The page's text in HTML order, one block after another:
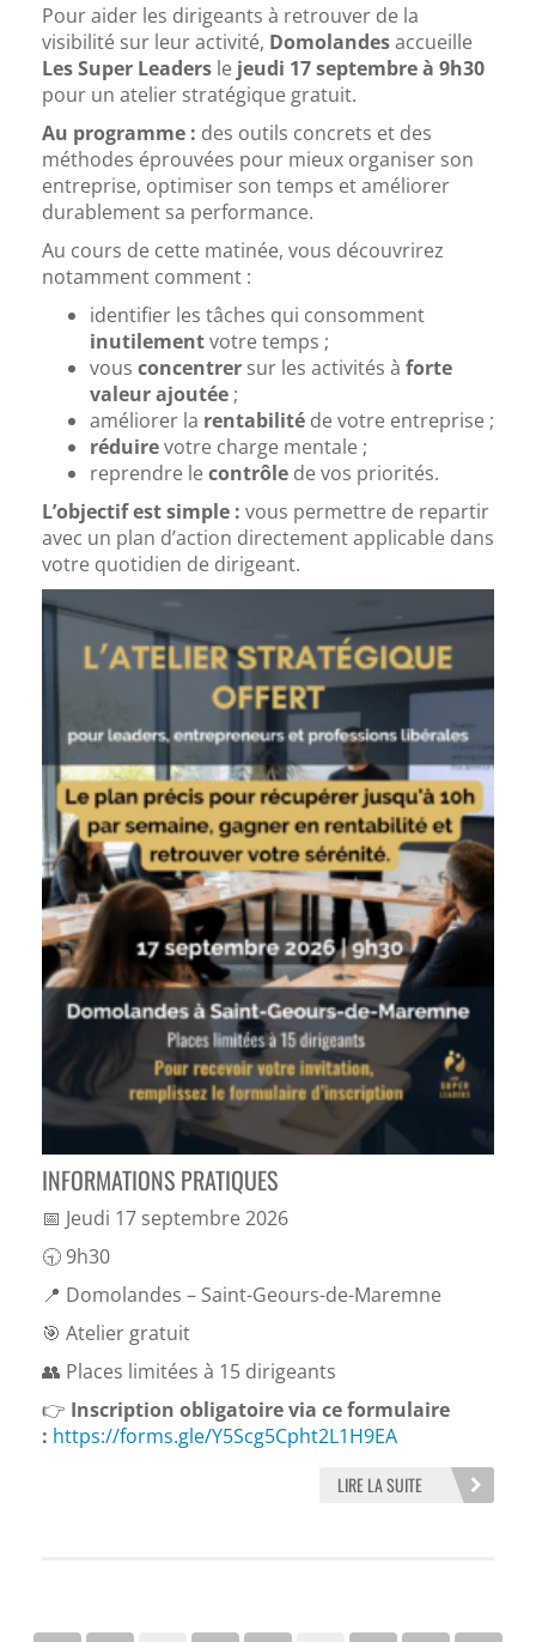
Pour aider les dirigeants à retrouver de la
visibilité sur leur activité, Domolandesaccueille
Les Super Leaders le jeudi 17 septembre à 9h30
pour un atelier stratégique gratuit.
Au programme : des outils concrets et des
méthodes éprouvées pour mieux organiser son
entreprise, optimiser son temps et améliorer
durablement sa performance.
Au cours de cette matinée, vous découvrirez
notamment comment :
identifier les tâches qui consomment
inutilementvotre temps ;
vous concentrer sur les activités à forte
valeur ajoutée ;
améliorer la rentabilité de votre entreprise ;
réduirevotre charge mentale ;
reprendre lecontrôle de vos priorités.
L’objectif est simple : vous permettre de repartir
avec un plan d’action directement applicable dans
votre quotidien de dirigeant.
INFORMATIONS PRATIQUES
📅 Jeudi 17 septembre 2026
🕤 9h30
📍 Domolandes – Saint-Geours-de-Maremne
🎯 Atelier gratuit
👥 Places limitées à 15 dirigeants
👉 Inscription obligatoire via ce formulaire
: https://forms.gle/Y5Scg5Cpht2L1H9EA
LIRE LA SUITE